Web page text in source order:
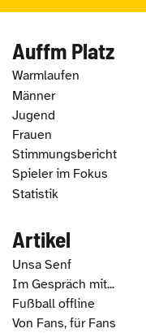
Auffm Platz
Warmlaufen
Männer
Jugend
Frauen
Stimmungsbericht
Spieler im Fokus
Statistik
Artikel
Unsa Senf
Im Gespräch mit...
Fußball offline
Von Fans, für Fans